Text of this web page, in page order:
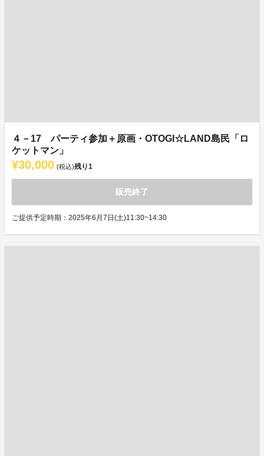
４－17 パーティ参加＋原画・OTOGI☆LAND島民「ロ
ケットマン」
¥30,000 (税込)残り1
販売終了
ご提供予定時期：2025年6月7日(土)11:30~14:30